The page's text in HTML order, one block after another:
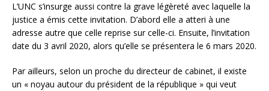
L’UNC s’insurge aussi contre la grave légèreté avec laquelle la
justice a émis cette invitation. D’abord elle a atteri à une
adresse autre que celle reprise sur celle-ci. Ensuite, l’invitation
date du 3 avril 2020, alors qu’elle se présentera le 6 mars 2020.
Par ailleurs, selon un proche du directeur de cabinet, il existe
un « noyau autour du président de la république » qui veut